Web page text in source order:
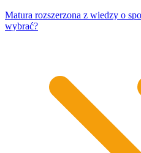
Matura rozszerzona z wiedzy o
wybrać?